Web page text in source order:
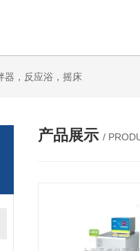
，反应浴，摇床
产品展示 /